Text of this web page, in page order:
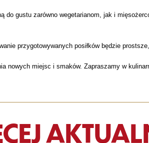
do gustu zarówno wegetarianom, jak i
przygotowywanych posiłków będzie
nowych miejsc i smaków. Zapraszamy w